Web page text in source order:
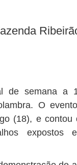
de semana a
O
(18), e
expostos